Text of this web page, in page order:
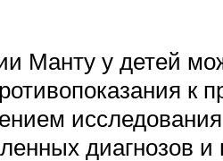
Манту у детей
к
диагнозов